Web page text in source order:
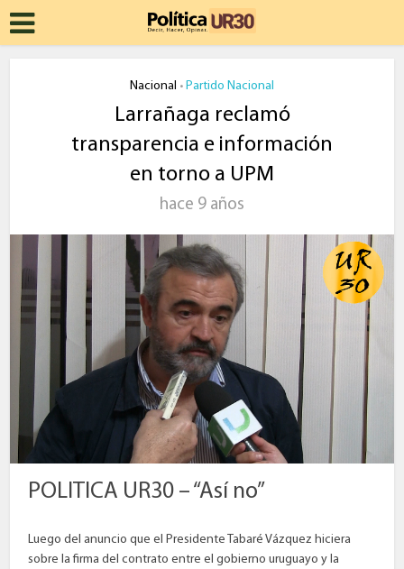
Nacional • Partido Nacional
Larrañaga reclamó
transparencia e información
en torno a UPM
hace 9 años
POLITICA UR30 – “Así no”
Luego del anuncio que el Presidente Tabaré Vázquez hiciera
sobre la firma del contrato entre el gobierno uruguayo y la